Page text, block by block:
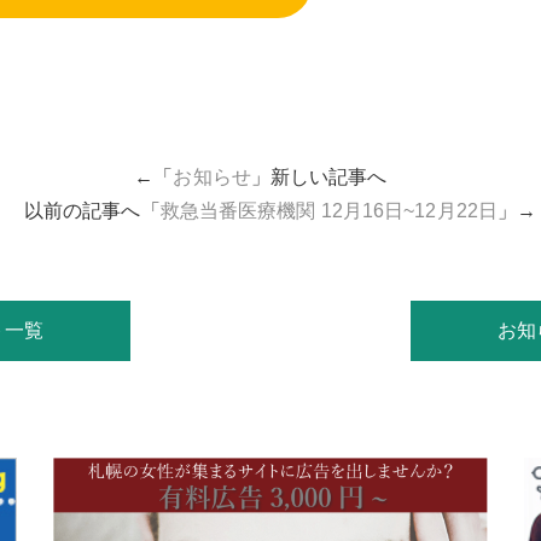
←「 お知らせ」新しい記事へ
以前の記事へ「 救急当番医療機関 12月16日~12月22日 」→
覧 お